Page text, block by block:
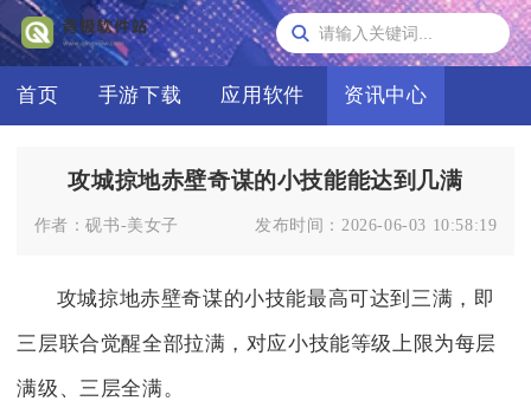
首页 手游下载 应用软件 资讯中心
攻城掠地赤壁奇谋的小技能能达到几满
作者：砚书-美女子 发布时间： 2026-06-03 10:58:19
攻城掠地赤壁奇谋的小技能最高可达到三满，即
三层联合觉醒全部拉满，对应小技能等级上限为每层
满级、三层全满。